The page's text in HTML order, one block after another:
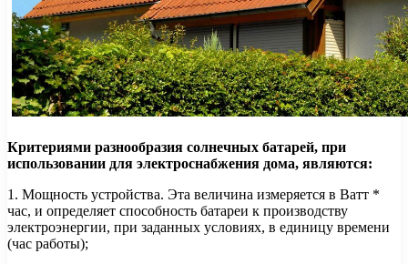
Критериями разнообразия солнечных батарей, при
использовании для электроснабжения дома, являются:
1. Мощность устройства. Эта величина измеряется в Ватт *
час, и определяет способность батареи к производству
электроэнергии, при заданных условиях, в единицу времени
(час работы);